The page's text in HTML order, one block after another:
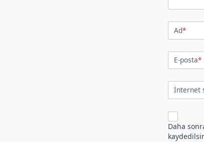
Ad*
E-posta*
İnternet
Daha